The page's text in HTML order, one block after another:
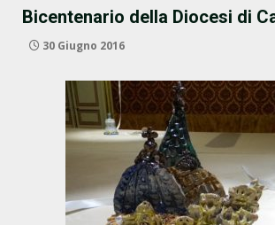
Bicentenario della Diocesi di
30 Giugno 2016